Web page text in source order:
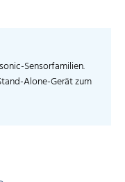
Sensorfamilien.
Alone-Gerät zum